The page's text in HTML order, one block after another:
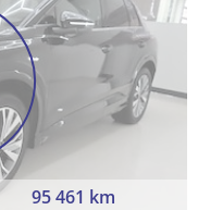
95 461 km